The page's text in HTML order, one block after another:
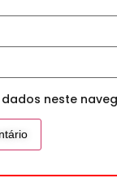
dados neste